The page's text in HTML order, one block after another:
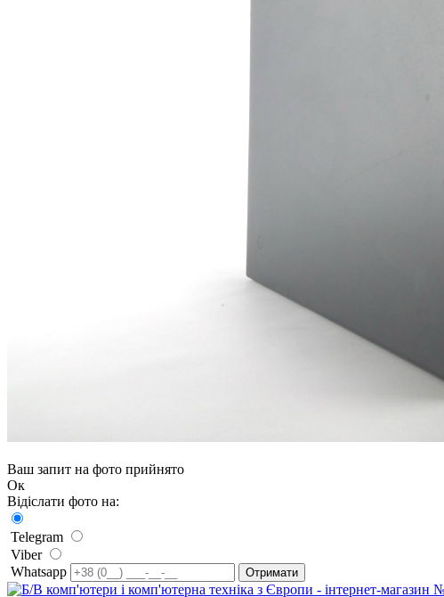
Ваш запит на фото прийнято
Ок
Відіслати фото на:
Telegram
Viber
Whatsapp